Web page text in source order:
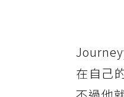
在自己